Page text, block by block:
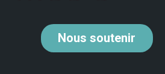
Noussoutenir